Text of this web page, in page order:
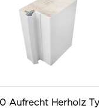
Aufrecht Herholz